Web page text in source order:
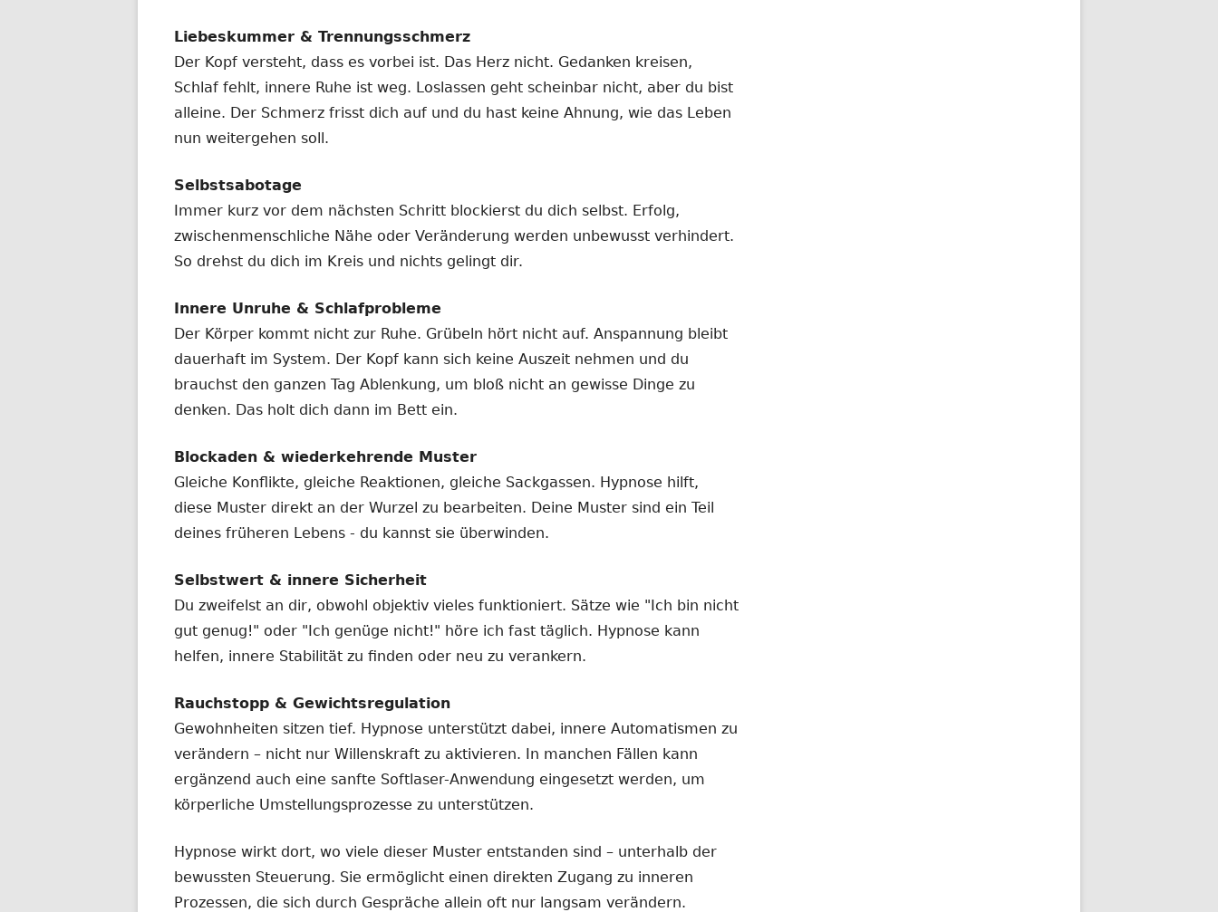
Liebeskummer & Trennungsschmerz
Der Kopf versteht, dass es vorbei ist. Das Herz nicht. Gedanken kreisen,
Schlaf fehlt, innere Ruhe ist weg. Loslassen geht scheinbar nicht, aber du bist
alleine. Der Schmerz frisst dich auf und du hast keine Ahnung, wie das Leben
nun weitergehen soll.
Selbstsabotage
Immer kurz vor dem nächsten Schritt blockierst du dich selbst. Erfolg,
zwischenmenschliche Nähe oder Veränderung werden unbewusst verhindert.
So drehst du dich im Kreis und nichts gelingt dir.
Innere Unruhe & Schlafprobleme
Der Körper kommt nicht zur Ruhe. Grübeln hört nicht auf. Anspannung bleibt
dauerhaft im System. Der Kopf kann sich keine Auszeit nehmen und du
brauchst den ganzen Tag Ablenkung, um bloß nicht an gewisse Dinge zu
denken. Das holt dich dann im Bett ein.
Blockaden & wiederkehrende Muster
Gleiche Konflikte, gleiche Reaktionen, gleiche Sackgassen. Hypnose hilft,
diese Muster direkt an der Wurzel zu bearbeiten. Deine Muster sind ein Teil
deines früheren Lebens - du kannst sie überwinden.
Selbstwert & innere Sicherheit
Du zweifelst an dir, obwohl objektiv vieles funktioniert. Sätze wie "Ich bin nicht
gut genug!" oder "Ich genüge nicht!" höre ich fast täglich. Hypnose kann
helfen, innere Stabilität zu finden oder neu zu verankern.
Rauchstopp & Gewichtsregulation
Gewohnheiten sitzen tief. Hypnose unterstützt dabei, innere Automatismen zu
verändern – nicht nur Willenskraft zu aktivieren. In manchen Fällen kann
ergänzend auch eine sanfte Softlaser-Anwendung eingesetzt werden, um
körperliche Umstellungsprozesse zu unterstützen.
Hypnose wirkt dort, wo viele dieser Muster entstanden sind – unterhalb der
bewussten Steuerung. Sie ermöglicht einen direkten Zugang zu inneren
Prozessen, die sich durch Gespräche allein oft nur langsam verändern.